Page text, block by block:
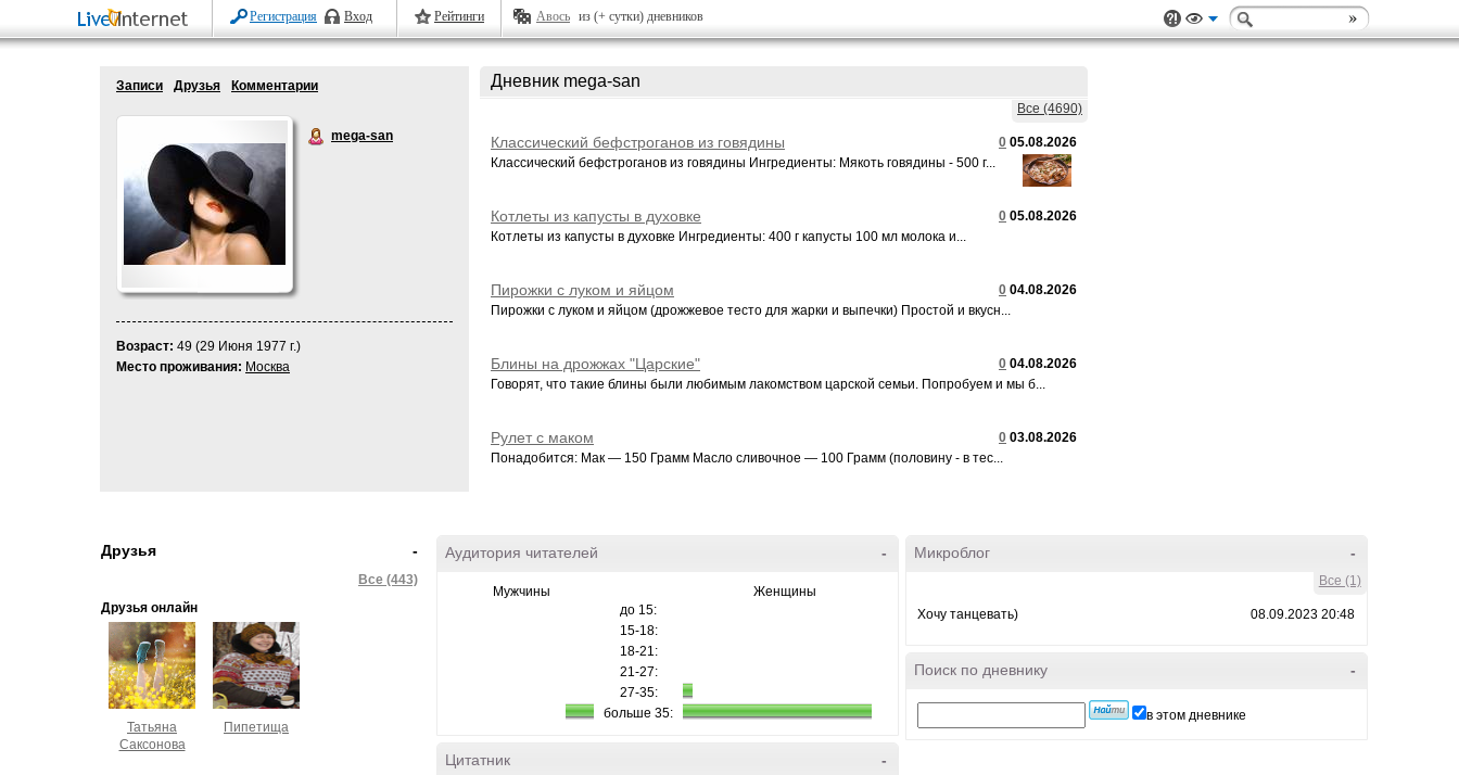
Регистрация Вход Рейтинги Авось из (+ сутки) дневников
Записи Друзья Комментарии
mega-san
Возраст: 49 (29 Июня 1977 г.)
Место проживания: Москва
Дневник mega-san
Все (4690)
0 05.08.2026
Классический бефстроганов из говядины
Классический бефстроганов из говядины Ингредиенты: Мякоть говядины - 500 г...
0 05.08.2026
Котлеты из капусты в духовке
Котлеты из капусты в духовке Ингредиенты: 400 г капусты 100 мл молока и...
0 04.08.2026
Пирожки с луком и яйцом
Пирожки с луком и яйцом (дрожжевое тесто для жарки и выпечки) Простой и вкусн...
0 04.08.2026
Блины на дрожжах "Царские"
Говорят, что такие блины были любимым лакомством царской семьи. Попробуем и мы б...
0 03.08.2026
Рулет с маком
Понадобится: Мак — 150 Грамм Масло сливочное — 100 Грамм (половину - в тес...
-
Друзья
Все (443)
Друзья онлайн
Татьяна
Саксонова
Пипетища
-
Аудитория читателей
Мужчины
Женщины
до 15:
15-18:
18-21:
21-27:
27-35:
больше 35:
-
Цитатник
-
Микроблог
Все (1)
Хочу танцевать) 08.09.2023 20:48
-
Поиск по дневнику
в этом дневнике